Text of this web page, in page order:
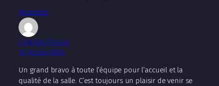
Répondre
L’équipe Finance
10 janvier 2026
Un grand bravo à toute l’équipe pour l’accueil et la
qualité de la salle. C’est toujours un plaisir de venir se